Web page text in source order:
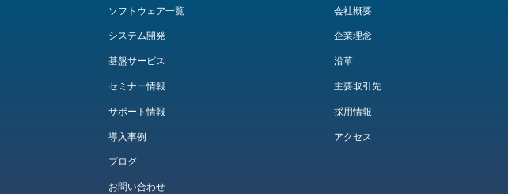
ソフトウェア一覧
システム開発
基盤サービス
セミナー情報
サポート情報
導入事例
ブログ
お問い合わせ
会社概要
企業理念
沿革
主要取引先
採用情報
アクセス